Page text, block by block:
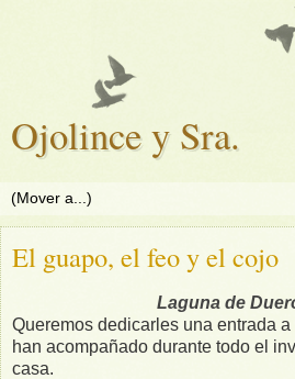
Ojolince y Sra.
El guapo, el feo y el cojo
Laguna de
Queremos dedicarles una entrada
han acompañado durante todo el
casa.